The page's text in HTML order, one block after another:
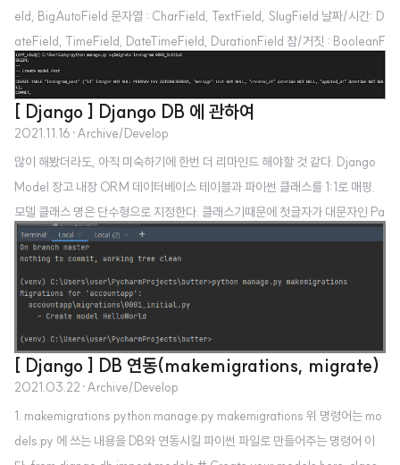
eld, BigAutoField 문자열 : CharField, TextField, SlugField 날짜/시간: D
ateField, TimeField, DateTimeField, DurationField 참/거짓 : BooleanF
ield, NullBooleanField 숫자 : IntegerField, SmallIntegerField, PositiveI
ntegerField, PositiveSmallIntegerField, BigIntegerField, DecimalFiel
d, FloatField 파일 : BinaryField, FileField, ImageField, FilePathField
이메일 : EmailF..
[ Django ] Django DB 에 관하여
2021.11.16 ·Archive/Develop
많이 해봤더라도, 아직 미숙하기에 한번 더 리마인드 해야할 것 같다. Django
Model 장고 내장 ORM 데이터베이스 테이블과 파이썬 클래스를 1:1로 매핑.
모델 클래스 명은 단수형으로 지정한다. 클래스기때문에 첫글자가 대문자인 Pa
scalCase 네이밍 규칙을 따라야한다. 매핑되는 모델 클래스는 DB 테이블 필
드 내역이 일치해야한다. 모델을 만들기 전에 서비스에 맞는 DB 설계과정이 들
어가야한다. 모델을 개발할때는 아래의 순서를 따르면 된다. 1. 모델 클래스 작성
2. 마이그레이션 파일 생성. 3. 마이그레이트 4. 모델활용 만약 이미 DB 가 구축
되어 있다면, inspectdb 명령어를 이용하여 데이터베이스로부터 모델 클래스
소스를 생성할 수도 있다. DB 테이블명은 "앱이름_모델명" 으로 ..
[ Django ] DB 연동(makemigrations, migrate)
2021.03.22 ·Archive/Develop
1. makemigrations python manage.py makemigrations 위 명령어는 mo
dels.py 에 쓰는 내용을 DB와 연동시킬 파이썬 파일로 만들어주는 명령어 이